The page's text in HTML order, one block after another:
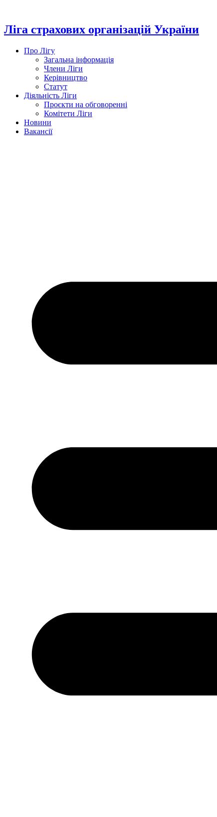
вмісту
Ліга страхових організацій України
Про Лігу
Загальна інформація
Члени Ліги
Керівництво
Статут
Діяльність Ліги
Проєкти на обговоренні
Комітети Ліги
Новини
Вакансії